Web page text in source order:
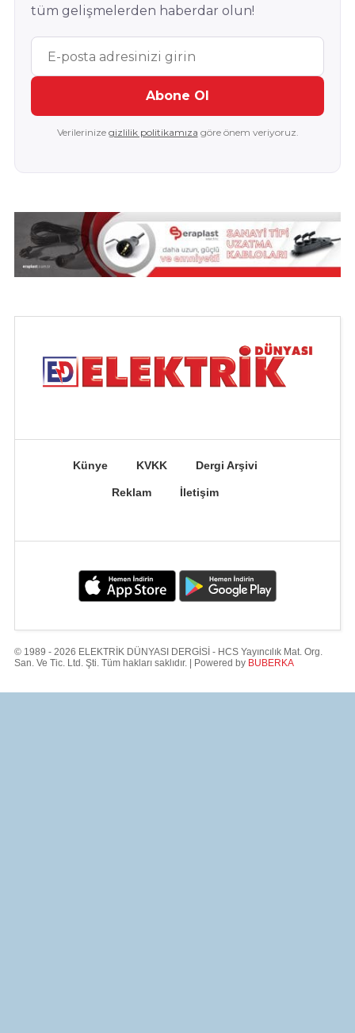
tüm gelişmelerden haberdar olun!
Abone Ol
Verilerinize gizlilik politikamıza göre önem veriyoruz.
Künye KVKK Dergi Arşivi
Reklam İletişim
© 1989 - 2026 ELEKTRİK DÜNYASI DERGİSİ - HCS Yayıncılık Mat. Org.
San. Ve Tic. Ltd. Şti. Tüm hakları saklıdır. | Powered by BUBERKA